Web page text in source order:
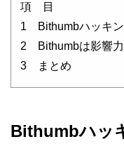
項 目
1 Bithumbハッキ
2 Bithumbは影響力
3 まとめ
Bithumbハッ